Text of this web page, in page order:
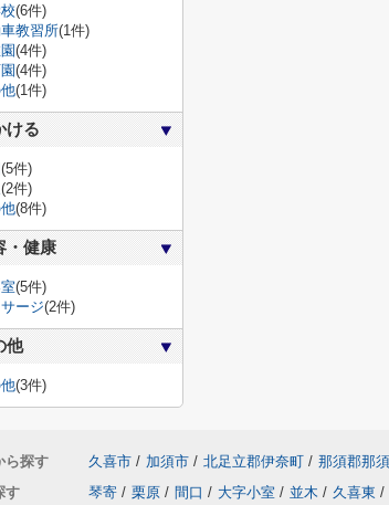
(6件)
教習所(1件)
(4件)
(4件)
(1件)
ける
(5件)
(2件)
(8件)
・健康
(5件)
ージ(2件)
他
(3件)
ら探す 久喜市 / 加須市 / 北足立郡伊奈町 / 那須郡那
す
琴寄 / 栗原 / 間口 / 大字小室 / 並木 / 久喜東 /